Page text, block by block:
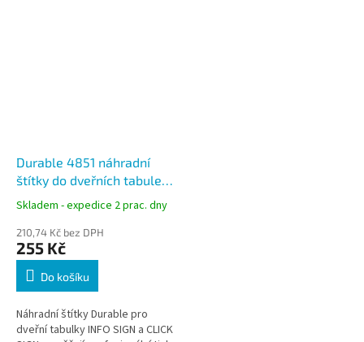
Durable 4851 náhradní
štítky do dveřních tabulek
INFO SIGN 149 × 105,5 mm
Skladem - expedice 2 prac. dny
210,74 Kč bez DPH
255 Kč
Do košíku
Náhradní štítky Durable pro
dveřní tabulky INFO SIGN a CLICK